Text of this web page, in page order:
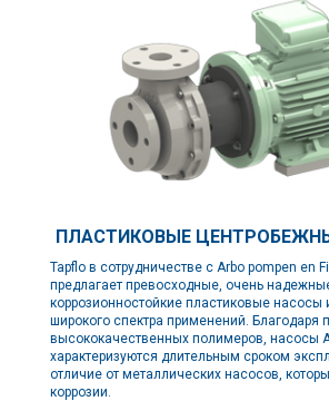
ПЛАСТИКОВЫЕ
Tapflo в сотрудничестве с Arbo pompen en
предлагает превосходные, очень
коррозионностойкие пластиковые насосы
широкого спектра применений. Благодаря
высококачественных полимеров, насосы
характеризуются длительным сроком
отличие от металлических насосов,
коррозии.